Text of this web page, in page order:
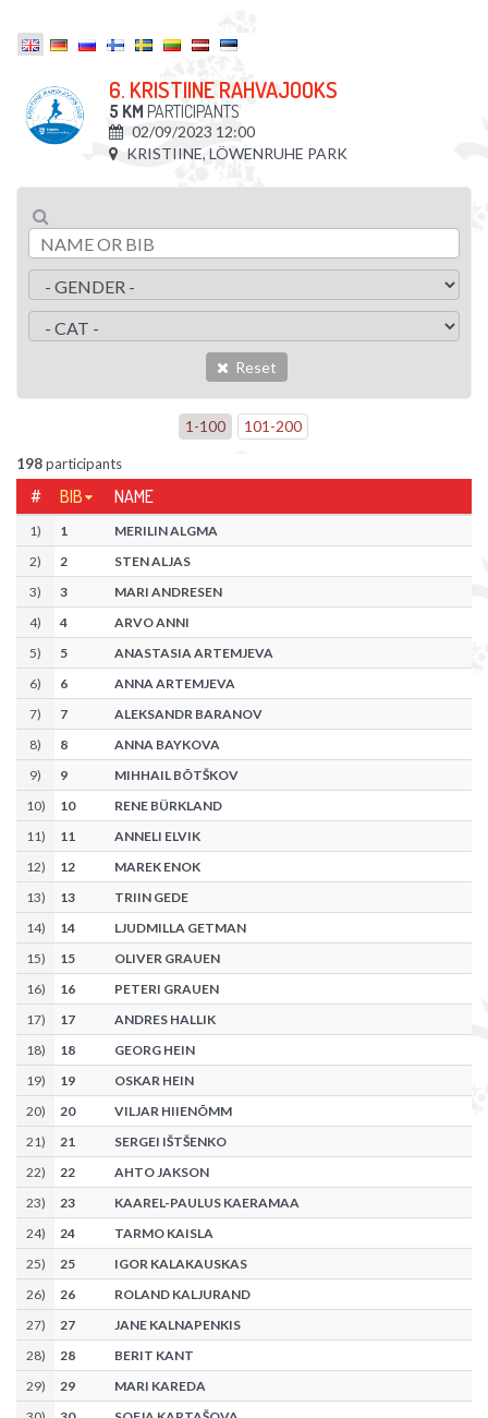
6. KRISTIINE RAHVAJOOKS
5 KM PARTICIPANTS
02/09/2023 12:00
KRISTIINE, LÖWENRUHE PARK
Reset
1-100 101-200
198participants
# BIB NAME
1) 1
MERILIN ALGMA
2) 2
STEN ALJAS
3) 3
MARI ANDRESEN
4) 4
ARVO ANNI
5) 5
ANASTASIA ARTEMJEVA
6) 6
ANNA ARTEMJEVA
7) 7
ALEKSANDR BARANOV
8) 8
ANNA BAYKOVA
9) 9
MIHHAIL BÕTŠKOV
10) 10
RENE BÜRKLAND
11) 11
ANNELI ELVIK
12) 12
MAREK ENOK
13) 13
TRIIN GEDE
14) 14
LJUDMILLA GETMAN
15) 15
OLIVER GRAUEN
16) 16
PETERI GRAUEN
17) 17
ANDRES HALLIK
18) 18
GEORG HEIN
19) 19
OSKAR HEIN
20) 20
VILJAR HIIENÕMM
21) 21
SERGEI IŠTŠENKO
22) 22
AHTO JAKSON
23) 23
KAAREL-PAULUS KAERAMAA
24) 24
TARMO KAISLA
25) 25
IGOR KALAKAUSKAS
26) 26
ROLAND KALJURAND
27) 27
JANE KALNAPENKIS
28) 28
BERIT KANT
29) 29
MARI KAREDA